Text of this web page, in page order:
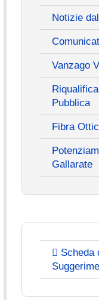
Notizie
Vanzago
Pubblica
Fibra
Gallarate
Scheda